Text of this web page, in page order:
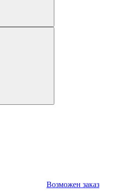
Возможен заказ